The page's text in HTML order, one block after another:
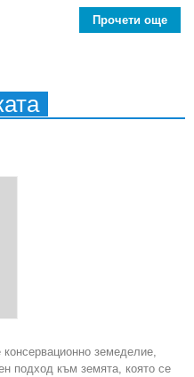
Прочети още
земеделие,
подход към земята, която се